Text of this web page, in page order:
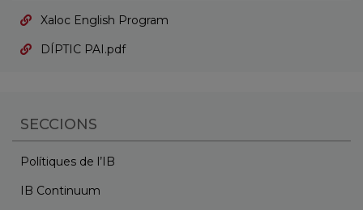
Xaloc English Program
DÍPTIC PAI.pdf
SECCIONS
Polítiques de l’IB
IB Continuum